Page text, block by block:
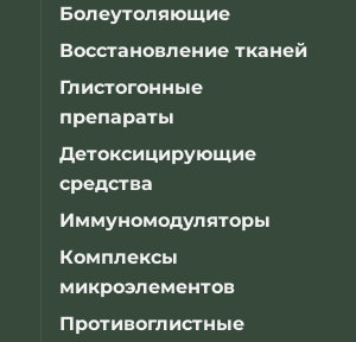
Болеутоляющие
Восстановление тканей
Глистогонные
препараты
Детоксицирующие
средства
Иммуномодуляторы
Комплексы
микроэлементов
Противоглистные